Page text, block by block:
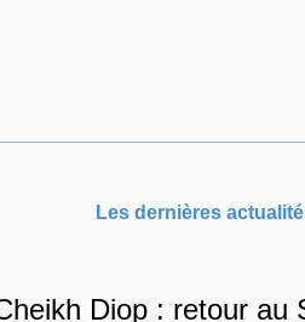
Les dernières
Diop : retour au